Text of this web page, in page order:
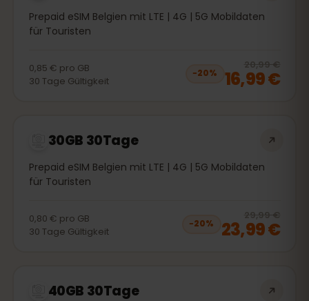
Prepaid eSIM Belgien mit LTE | 4G | 5G Mobildaten
für Touristen
0,85 € pro GB
30 Tage Gültigkeit
−20%
20,99 €
16,99 €
30GB 30Tage
Prepaid eSIM Belgien mit LTE | 4G | 5G Mobildaten
für Touristen
0,80 € pro GB
30 Tage Gültigkeit
−20%
29,99 €
23,99 €
40GB 30Tage